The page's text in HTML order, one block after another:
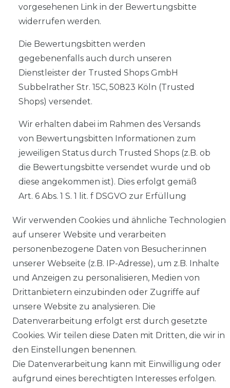
vorgesehenen Link in der Bewertungsbitte
widerrufen werden.
Die Bewertungsbitten werden
gegebenenfalls auch durch unseren
Dienstleister der Trusted Shops GmbH
Subbelrather Str. 15C, 50823 Köln (Trusted
Shops) versendet.
Wir erhalten dabei im Rahmen des Versands
von Bewertungsbitten Informationen zum
jeweiligen Status durch Trusted Shops (z.B. ob
die Bewertungsbitte versendet wurde und ob
diese angekommen ist). Dies erfolgt gemäß
Art. 6 Abs. 1 S. 1 lit. f DSGVO zur Erfüllung
Informationen über die
Bewertungseinladungen zu erhalten, um
darauf basierend ggf. Optimierungen
vorzunehmen sowie zur Erfüllung des
berechtigten Interesses von Trusted Shops,
diese Service-Leistung anbieten zu können.
Für die Versendung von Bewertungsbitten
und für die Erhebung und Anzeige von
Bewertungs- bzw. Statusinformationen sind
wir gemeinsam mit Trusted Shops
verantwortlich.
Wir verwenden Cookies und ähnliche Technologien
auf unserer Website und verarbeiten
personenbezogene Daten von Besucher:innen
unserer Webseite (z.B. IP-Adresse), um z.B. Inhalte
und Anzeigen zu personalisieren, Medien von
Drittanbietern einzubinden oder Zugriffe auf
unsere Website zu analysieren. Die
Datenverarbeitung erfolgt erst durch gesetzte
Cookies. Wir teilen diese Daten mit Dritten, die wir in
den Einstellungen benennen.
Die Datenverarbeitung kann mit Einwilligung oder
aufgrund eines berechtigten Interesses erfolgen.